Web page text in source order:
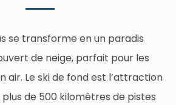
se transforme en un paradis
de neige, parfait pour les
air. Le ski de fond est l’attraction
de 500 kilomètres de pistes